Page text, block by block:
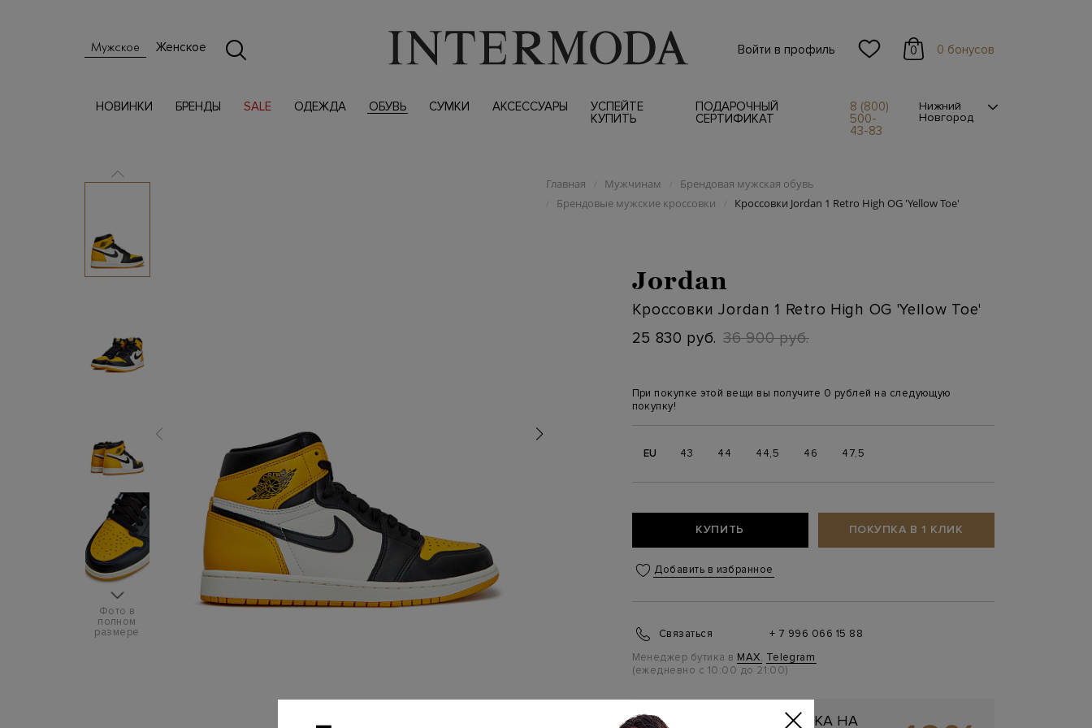
Мужское Женское Войти в профиль 0 0 бонусов
НОВИНКИ БРЕНДЫ SALE ОДЕЖДА ОБУВЬ СУМКИ АКСЕССУАРЫ
УСПЕЙТЕ
КУПИТЬ
ПОДАРОЧНЫЙ
СЕРТИФИКАТ
8 (800)
500-
43-83
Нижний
Новгород
Фото в
полном
размере
Главная / Мужчинам / Брендовая мужская обувь
/ Брендовые мужские кроссовки / Кроссовки Jordan 1 Retro High OG 'Yellow Toe'
Jordan
Кроссовки Jordan 1 Retro High OG 'Yellow Toe'
25 830 руб. 36 900 руб.
При покупке этой вещи вы получите 0 рублей на следующую
покупку!
EU 43 44 44,5 46 47,5
КУПИТЬ ПОКУПКА В 1 КЛИК
Добавить в избранное
Связаться
+ 7 996 066 15 88
Менеджер бутика в MAX, Telegram
(ежедневно с 10:00 до 21:00)
ПЕРСОНАЛЬНАЯ СКИДКА НА